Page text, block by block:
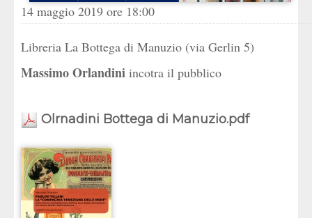
14 maggio 2019 ore 18:00
Libreria La Bottega di Manuzio (via Gerlin 5)
Massimo Orlandini incotra il pubblico
Olrnadini Bottega di Manuzio.pdf